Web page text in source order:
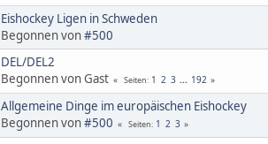
Eishockey Ligen in Schweden
Begonnen von#500
DEL/DEL2
Begonnen von Gast
Seiten 1 2 3 ... 192
Allgemeine Dinge im europäischen Eishockey
Begonnen von#500 Seiten 1 2 3